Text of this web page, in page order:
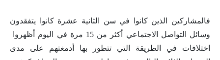
فالمشاركين الذين كانوا في سن الثانية عشرة كانوا يتفقدون
وسائل التواصل الاجتماعي أكثر من 15 مرة في اليوم أظهروا
اختلافات في الطريقة التي تتطور بها أدمغتهم على مدى